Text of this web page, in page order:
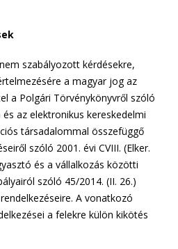
szabályozott kérdésekre,
a magyar jog az
a Polgári Törvénykönyvről szóló
és az elektronikus kereskedelmi
társadalommal összefüggő
szóló 2001. évi CVIII. (Elker.
és a vállalkozás közötti
szóló 45/2014. (II. 26.)
A vonatkozó
a felekre külön kikötés